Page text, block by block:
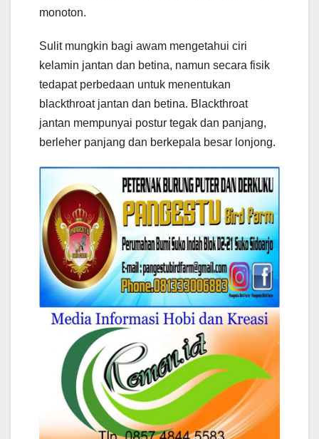
monoton.
Sulit mungkin bagi awam mengetahui ciri
kelamin jantan dan betina, namun secara fisik
tedapat perbedaan untuk menentukan
blackthroat jantan dan betina. Blackthroat
jantan mempunyai postur tegak dan panjang,
berleher panjang dan berkepala besar lonjong.